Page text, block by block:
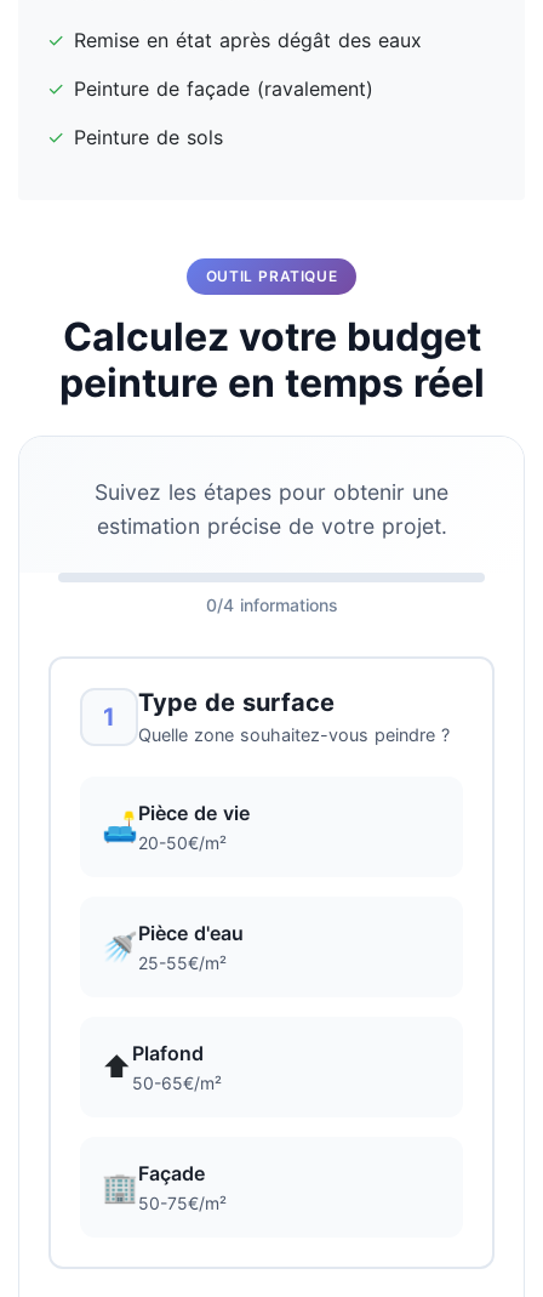
✓ Remise en état après dégât des eaux
✓ Peinture de façade (ravalement)
✓ Peinture de sols
OUTIL PRATIQUE
Calculez votre budget
peinture en temps réel
Suivez les étapes pour obtenir une
estimation précise de votre projet.
0/4 informations
1 Type de surface
Quelle zone souhaitez-vous peindre ?
🛋️Pièce de vie
20-50€/m²
🚿Pièce d'eau
25-55€/m²
⬆️ Plafond
50-65€/m²
🏢Façade
50-75€/m²